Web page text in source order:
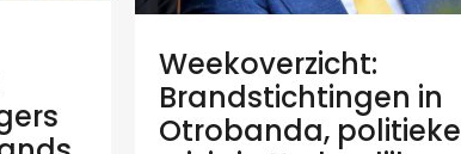
Weekoverzicht:
Brandstichtingen in
Otrobanda, politieke